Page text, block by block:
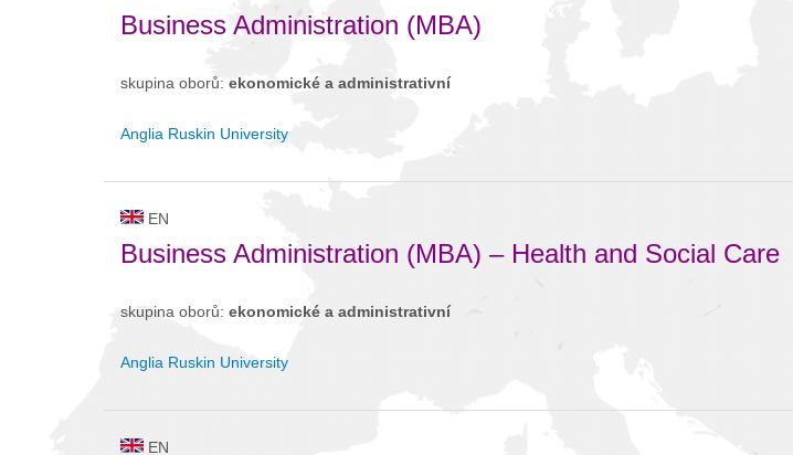
Business Administration (MBA)
skupina oborů: ekonomické a administrativní
Anglia Ruskin University
EN
Business Administration (MBA) – Health and Social Care
skupina oborů: ekonomické a administrativní
Anglia Ruskin University
EN